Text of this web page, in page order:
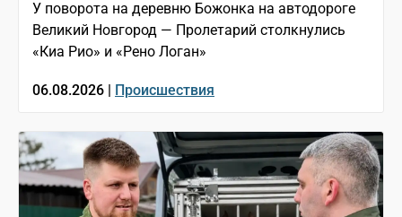
У поворота на деревню Божонка на автодороге
Великий Новгород — Пролетарий столкнулись
«Киа Рио» и «Рено Логан»
06.08.2026 | Происшествия